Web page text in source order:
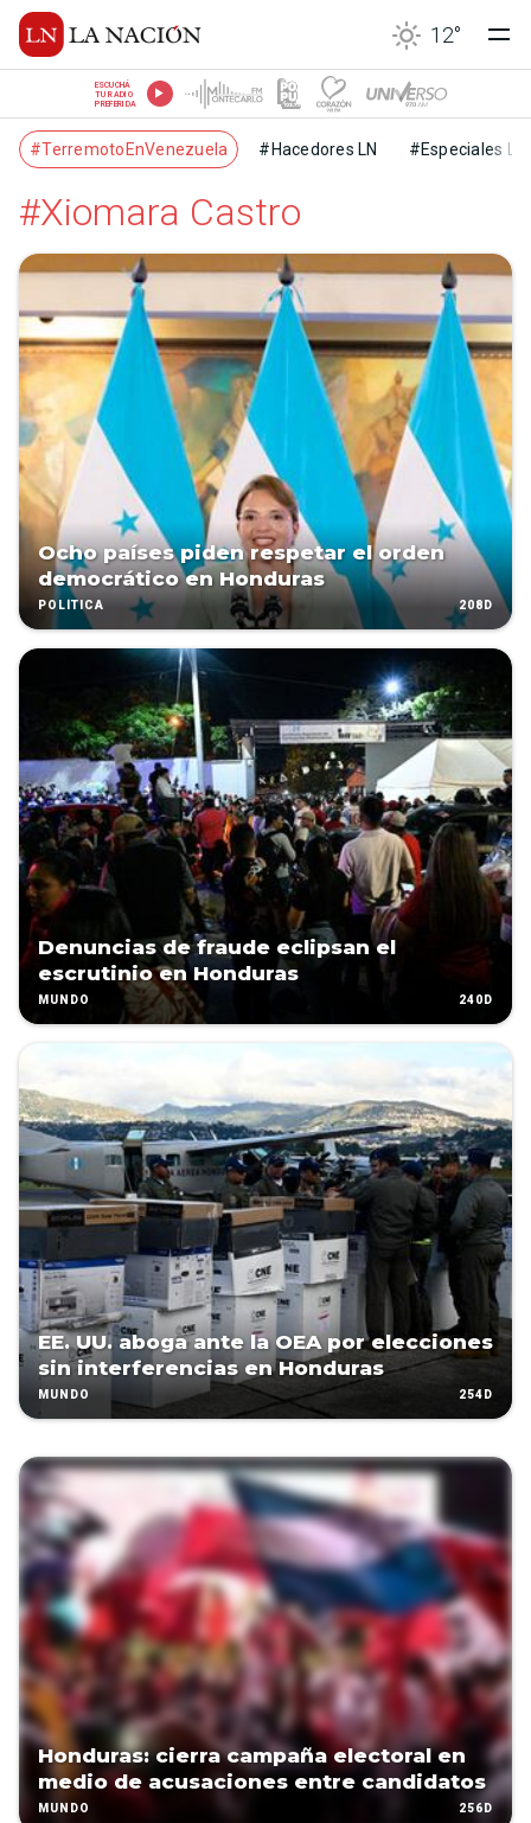
12°
ESCUCHÁ
TU RADIO
PREFERIDA
#TerremotoEnVenezuela #Hacedores LN #Especiales LN
#Xiomara Castro
Ocho países piden respetar el orden
democrático en Honduras
POLÍTICA 208D
Denuncias de fraude eclipsan el
escrutinio en Honduras
MUNDO 240D
EE. UU. aboga ante la OEA por elecciones
sin interferencias en Honduras
MUNDO 254D
Honduras: cierra campaña electoral en
medio de acusaciones entre candidatos
MUNDO 256D